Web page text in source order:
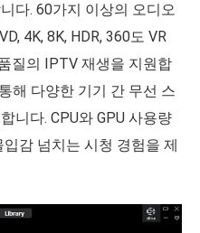
다. 60가지 이상의 오디오
4K, 8K, HDR, 360도 VR
질의 IPTV 재생을 지원합
해 다양한 기기 간 무선 스
니다. CPU와 GPU 사용량
감 넘치는 시청 경험을 제